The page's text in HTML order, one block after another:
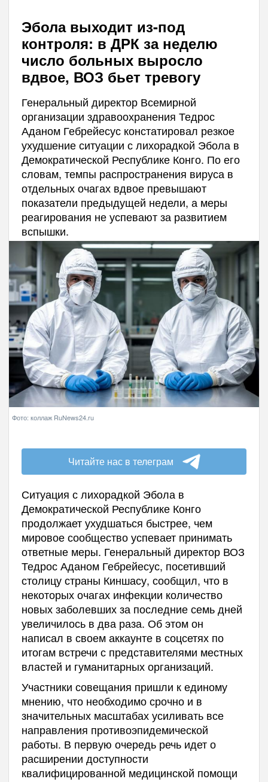
Эбола выходит из-под
контроля: в ДРК за неделю
число больных выросло
вдвое, ВОЗ бьет тревогу
Генеральный директор Всемирной
организации здравоохранения Тедрос
Аданом Гебрейесус констатировал резкое
ухудшение ситуации с лихорадкой Эбола в
Демократической Республике Конго. По его
словам, темпы распространения вируса в
отдельных очагах вдвое превышают
показатели предыдущей недели, а меры
реагирования не успевают за развитием
вспышки.
Фото: коллаж RuNews24.ru
Читайте нас в телеграм
Ситуация с лихорадкой Эбола в
Демократической Республике Конго
продолжает ухудшаться быстрее, чем
мировое сообщество успевает принимать
ответные меры. Генеральный директор ВОЗ
Тедрос Аданом Гебрейесус, посетивший
столицу страны Киншасу, сообщил, что в
некоторых очагах инфекции количество
новых заболевших за последние семь дней
увеличилось в два раза. Об этом он
написал в своем аккаунте в соцсетях по
итогам встречи с представителями местных
властей и гуманитарных организаций.
Участники совещания пришли к единому
мнению, что необходимо срочно и в
значительных масштабах усиливать все
направления противоэпидемической
работы. В первую очередь речь идет о
расширении доступности
квалифицированной медицинской помощи